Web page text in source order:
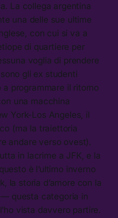
La collega argentina
una delle sue ultime
con cui si va a
di quartiere per
voglia di prendere
gli ex studenti
programmare il ritorno
una macchina
York-Los Angeles, il
(ma la traiettoria
andare verso ovest).
in lacrime a JFK, e la
è l’ultimo inverno
la storia d’amore con la
questa categoria in
vista davvero partire.